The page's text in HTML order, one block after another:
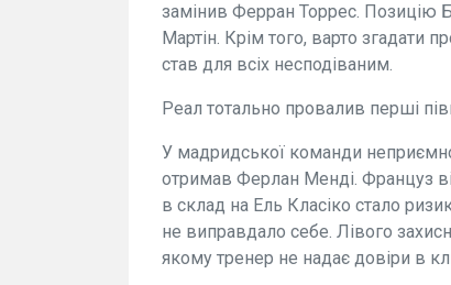
замінив Ферран Торрес. Позицію
Мартін. Крім того, варто згадати
став для всіх несподіваним.
Реал тотально провалив перші
У мадридської команди
отримав Ферлан Менді. Француз
в склад на Ель Класіко стало
не виправдало себе. Лівого
якому тренер не надає довіри в